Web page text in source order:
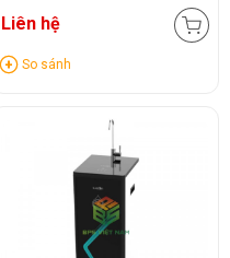
Liên hệ
So sánh